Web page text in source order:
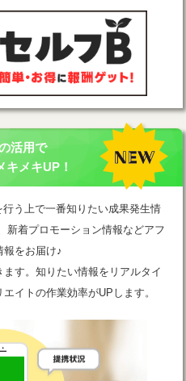
活用で
キメキUP！
う上で一番知りたい成果発生情
新着プロモーション情報などアフ
報をお届け♪
す。知りたい情報をリアルタイ
イトの作業効率がUPします。